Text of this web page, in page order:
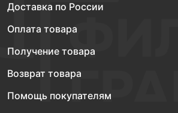
Доставка по России
Оплата товара
Получение товара
Возврат товара
Помощь покупателям